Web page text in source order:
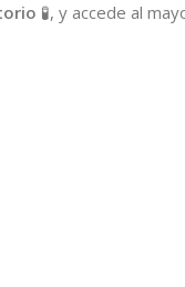
🧪, y accede al